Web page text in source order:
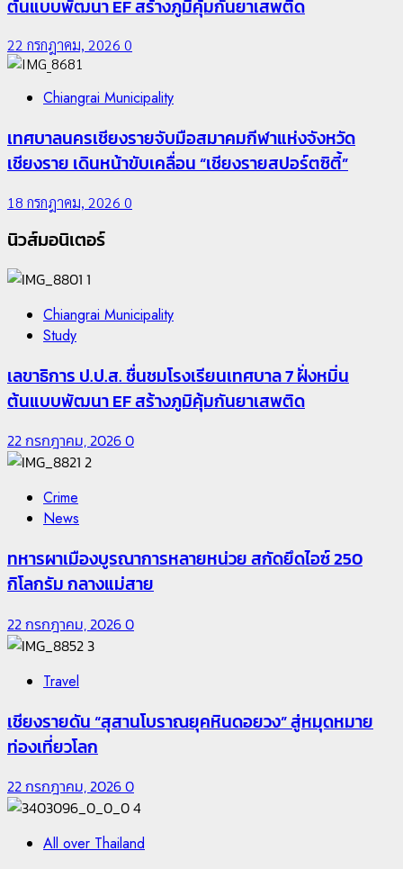
ต้นแบบพัฒนา EF สร้างภูมิคุ้มกันยาเสพติด
22 กรกฎาคม, 2026 0
Chiangrai Municipality
เทศบาลนครเชียงรายจับมือสมาคมกีฬาแห่งจังหวัด
เชียงราย เดินหน้าขับเคลื่อน “เชียงรายสปอร์ตซิตี้”
18 กรกฎาคม, 2026 0
นิวส์มอนิเตอร์
1
Chiangrai Municipality
Study
เลขาธิการ ป.ป.ส. ชื่นชมโรงเรียนเทศบาล 7 ฝั่งหมิ่น
ต้นแบบพัฒนา EF สร้างภูมิคุ้มกันยาเสพติด
22 กรกฎาคม, 20260
2
Crime
News
ทหารผาเมืองบูรณาการหลายหน่วย สกัดยึดไอซ์ 250
กิโลกรัม กลางแม่สาย
22 กรกฎาคม, 20260
3
Travel
เชียงรายดัน “สุสานโบราณยุคหินดอยวง” สู่หมุดหมาย
ท่องเที่ยวโลก
22 กรกฎาคม, 20260
4
All over Thailand